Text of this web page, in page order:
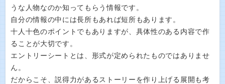
うな人物なのか知ってもらう情報です。
自分の情報の中には長所もあれば短所もあります。
十人十色のポイントでもありますが、具体性のある内容で作
ることが大切です。
エントリーシートとは、形式が定められたものではありませ
ん。
だからこそ、説得力があるストーリーを作り上げる展開も考